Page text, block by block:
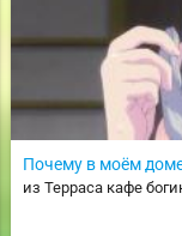
Почему в моём
из Терраса кафе